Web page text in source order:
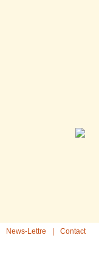
News-Lettre Contact